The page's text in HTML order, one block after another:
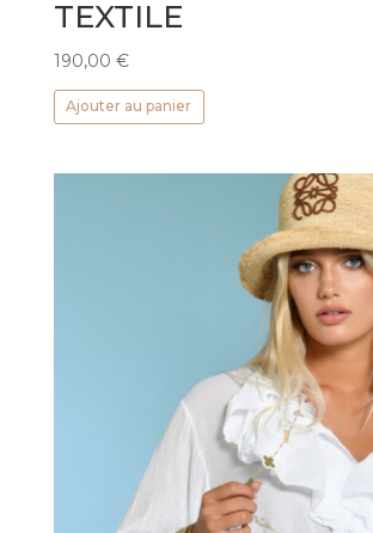
TEXTILE
190,00 €
Ajouter au panier